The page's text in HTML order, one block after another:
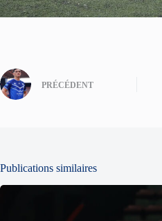
PRÉCÉDENT
Publications similaires